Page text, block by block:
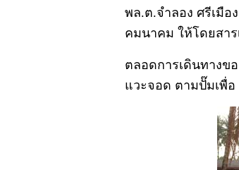
พล.ต.จำลอง ศรีเมือ
คมนาคม ให้โดยสา
ตลอดการเดินทางข
แวะจอด ตามปั๊มเพื่อ